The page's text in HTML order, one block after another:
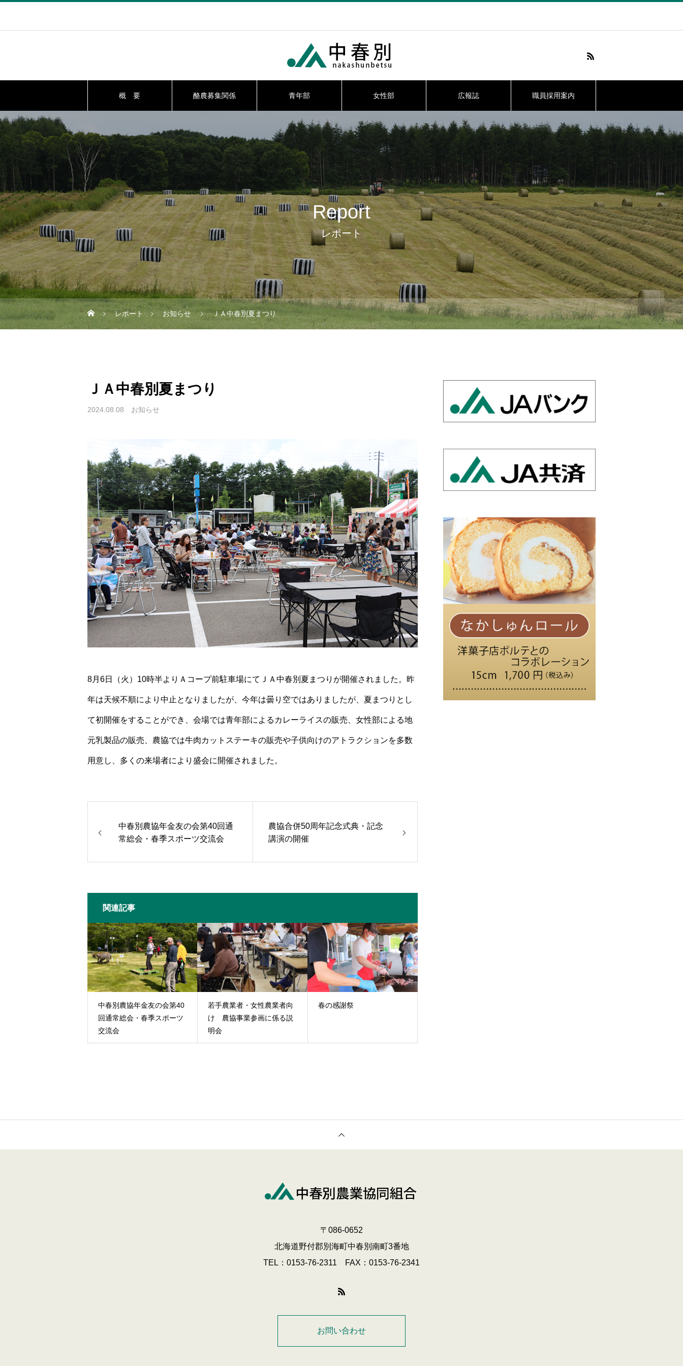
概 要 酪農募集関係 青年部 女性部 広報誌 職員採用案内
Report
レポート
レポート お知らせ ＪＡ中春別夏まつり
ＪＡ中春別夏まつり
2024.08.08 お知らせ
8月6日（火）10時半よりＡコープ前駐車場にてＪＡ中春別夏まつりが開催されました。昨
年は天候不順により中止となりましたが、今年は曇り空ではありましたが、夏まつりとし
て初開催をすることができ、会場では青年部によるカレーライスの販売、女性部による地
元乳製品の販売、農協では牛肉カットステーキの販売や子供向けのアトラクションを多数
用意し、多くの来場者により盛会に開催されました。
中春別農協年金友の会第40回通
常総会・春季スポーツ交流会
農協合併50周年記念式典・記念
講演の開催
関連記事
中春別農協年金友の会第40
回通常総会・春季スポーツ
交流会
若手農業者・女性農業者向
け 農協事業参画に係る説
明会
春の感謝祭
〒086-0652
北海道野付郡別海町中春別南町3番地
TEL：0153-76-2311 FAX：0153-76-2341
お問い合わせ